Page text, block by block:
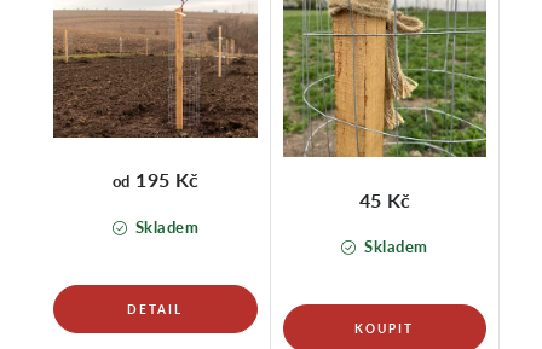
Skladem
od 195 Kč
Skladem
45 Kč